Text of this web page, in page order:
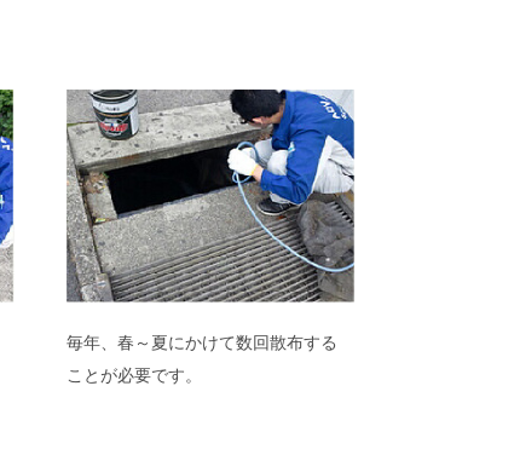
毎年、春～夏にかけて数回散布する
ことが必要です。